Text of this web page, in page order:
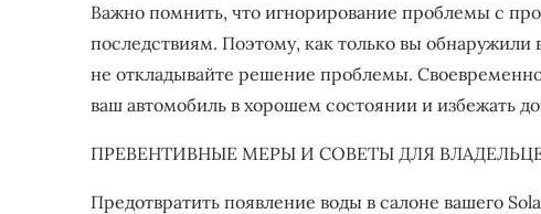
Важно помнить, что игнорирование проблемы с
последствиям. Поэтому, как только вы обнаружили
не откладывайте решение проблемы.
ваш автомобиль в хорошем состоянии и избежать
ПРЕВЕНТИВНЫЕ МЕРЫ И СОВЕТЫ ДЛЯ
Предотвратить появление воды в салоне вашего